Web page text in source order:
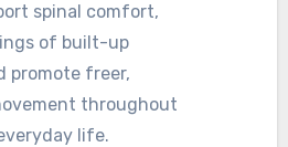
spinal comfort,
of built-up
promote freer,
throughout
life.